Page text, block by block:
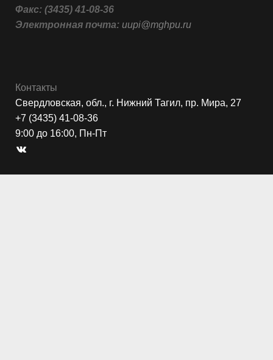
Факс: (3435) 41-08-36
Электронная почта: uupi@mghpu.ru
Контакты
Свердловская, обл., г. Нижний Тагил, пр. Мира, 27
+7 (3435) 41-08-36
9:00 до 16:00, Пн-Пт